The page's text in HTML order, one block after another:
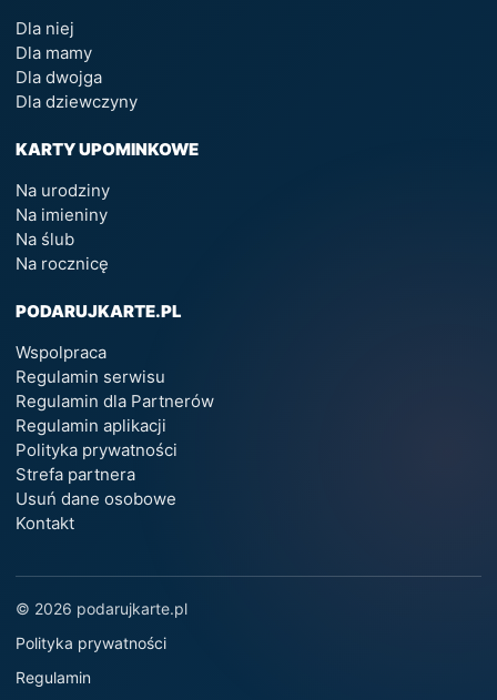
Dla niej
Dla mamy
Dla dwojga
Dla dziewczyny
KARTY UPOMINKOWE
Na urodziny
Na imieniny
Na ślub
Na rocznicę
PODARUJKARTE.PL
Wspolpraca
Regulamin serwisu
Regulamin dla Partnerów
Regulamin aplikacji
Polityka prywatności
Strefa partnera
Usuń dane osobowe
Kontakt
© 2026 podarujkarte.pl
Polityka prywatności
Regulamin